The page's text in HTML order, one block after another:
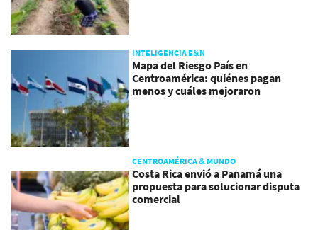
INTELIGENCIA E&N
Mapa del Riesgo País en
Centroamérica: quiénes pagan
menos y cuáles mejoraron
CENTROAMÉRICA & MUNDO
Costa Rica envió a Panamá una
propuesta para solucionar disputa
comercial